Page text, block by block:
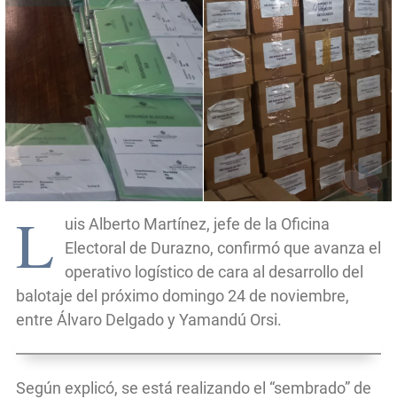
L
uis Alberto Martínez, jefe de la Oficina
Electoral de Durazno, confirmó que avanza el
operativo logístico de cara al desarrollo del
balotaje del próximo domingo 24 de noviembre,
entre Álvaro Delgado y Yamandú Orsi.
Según explicó, se está realizando el “sembrado” de